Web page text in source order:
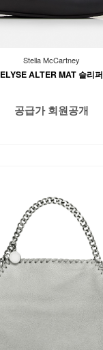
Stella McCartney
ELYSE ALTER MAT 슬리퍼
공급가 회원공개